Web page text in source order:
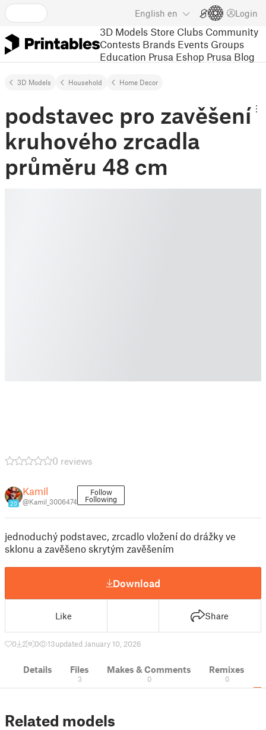
English en Login
3D Models Store Clubs Community
Contests Brands Events Groups
Education Prusa Eshop Prusa Blog
3D Models Household Home Decor
podstavec pro zavěšení
kruhového zrcadla
průměru 48 cm
0 reviews
20
Kamil
@Kamil_3006474
Follow
Following
jednoduchý podstavec, zrcadlo vložení do drážky ve
sklonu a zavěšeno skrytým zavěšením
Download
Like Share
0 2 0 13updated January 10, 2026
Details Files
3
Makes & Comments
0
Remixes
0
Related models